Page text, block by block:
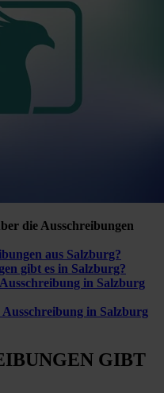
die Ausschreibungen
aus Salzburg?
gibt es in Salzburg?
in Salzburg
Ausschreibung in Salzburg
GIBT